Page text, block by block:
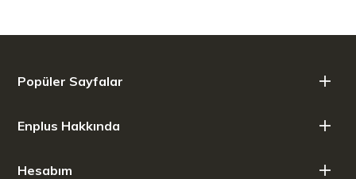
Popüler Sayfalar
Enplus Hakkında
Hesabım